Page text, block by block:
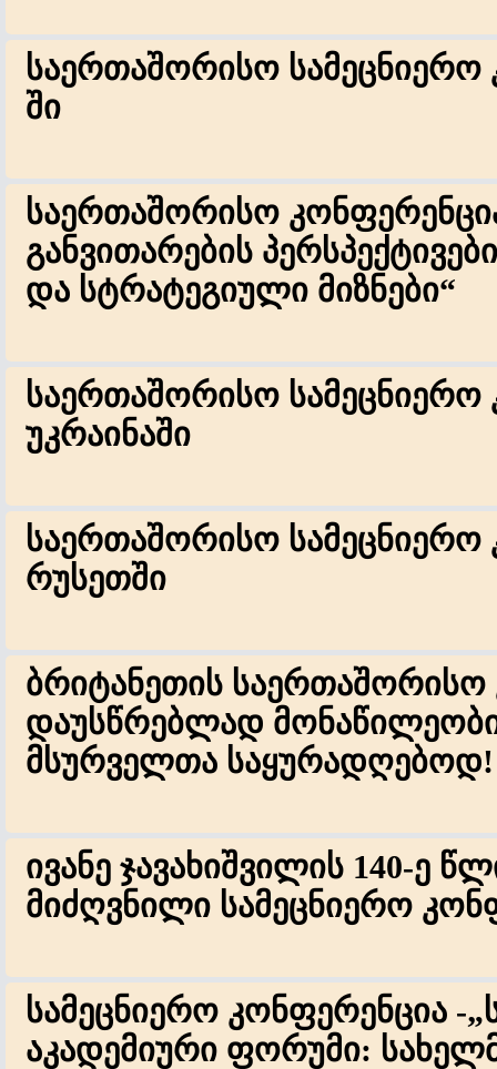
საერთაშორისო სამეცნიერო
ში
საერთაშორისო
განვითარების
და სტრატეგიული მიზნები“
საერთაშორისო სამეცნიერო
უკრაინაში
საერთაშორისო სამეცნიერო
რუსეთში
ბრიტანეთის საერთაშორისო
დაუსწრებლად
მსურველთა საყურადღებოდ!
ივანე ჯავახიშვილის 140-ე
მიძღვნილი სამეცნიერო
სამეცნიერო კონფერენცია -
აკადემიური ფორუმი: